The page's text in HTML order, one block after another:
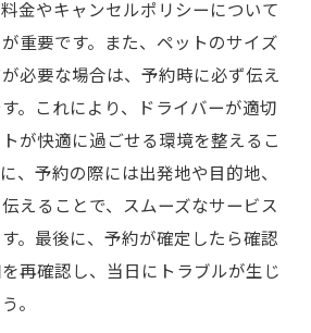
金やキャンセルポリシーについて
重要です。また、ペットのサイズ
必要な場合は、予約時に必ず伝え
。これにより、ドライバーが適切
が快適に過ごせる環境を整えるこ
、予約の際には出発地や目的地、
えることで、スムーズなサービス
。最後に、予約が確定したら確認
再確認し、当日にトラブルが生じ
。